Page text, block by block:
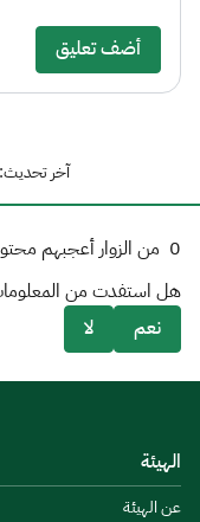
أضف تعليق
آخر تحديث: 18 يونيو 2026 01:17 م المملكة العربية السعودية
0 من الزوار أعجبهم
هل استفدت من
نعم
لا
الهيئة
عن الهيئة